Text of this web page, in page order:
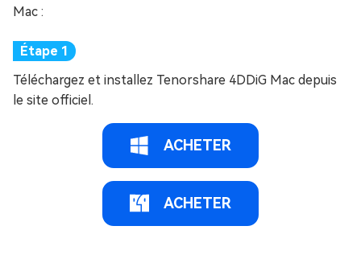
Mac :
Téléchargez et installez Tenorshare 4DDiG Mac depuis
le site officiel.
ACHETER
ACHETER